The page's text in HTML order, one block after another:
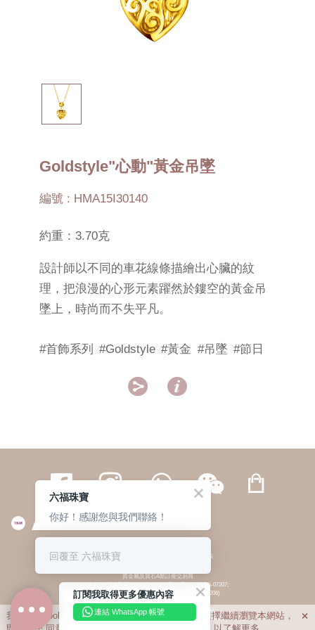
Goldstyle"心動"黃金吊墜
編號 : HMA15I30140
約重：3.70克
設計師以不同的車花線條描繪出心臟的紋
理，把浪漫的心形元素躍然於鏤空的黃金吊
墜上，時尚而不失平凡。
#首飾系列 #Goldstyle #黃金 #吊墜 #節日
 
繁體 | 簡体
© 六福集團 版權所有 不得轉載 私隱政策
貴金屬及寶石A類註冊交易商
(六福企業禮品(國際)有限公司-註冊號碼:A-B-24-05-07207;
六福電子商貿有限公司-註冊號碼:A-B-24-05-07206)
貴金屬及寶石B類註冊交易商
(六福集團有限公司-註冊號碼:B-B-24-05-07258;
六福珠寶金行(香港)有限公司-註冊號碼:B-B-24-05-07259)
我們利用cookies為您提供最佳的瀏覽體驗。若您選擇繼續瀏覽本網站，

訂閱我取得更多優惠內容
連結 WhatsApp 帳號
六福珠寶
你好！感謝您與我們聯絡！
回覆至 六福珠寶